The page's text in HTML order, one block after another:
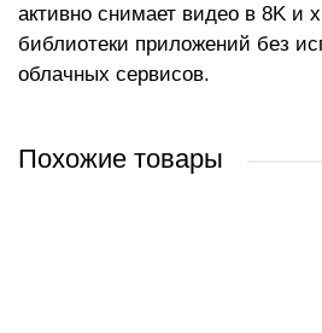
активно снимает видео в 8K и
библиотеки приложений без
облачных сервисов.
Похожие товары